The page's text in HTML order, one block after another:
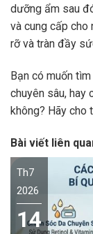
dưỡng ẩm sau
và cung cấp cho
rỡ và tràn đầy
Bạn có muốn
chuyên sâu, hay
không? Hãy cho
Bài viết liên
Th7
2026
14